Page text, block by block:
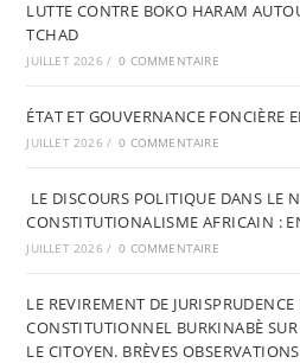
LUTTE CONTRE BOKO HARAM
TCHAD
JUILLET 2026 / 0 COMMENTAIRE
ÉTAT ET GOUVERNANCE FONCIÈRE
JUILLET 2026 / 0 COMMENTAIRE
LE DISCOURS POLITIQUE DANS LE
CONSTITUTIONALISME AFRICAIN :
JUILLET 2026 / 0 COMMENTAIRE
LE REVIREMENT DE
CONSTITUTIONNEL BURKINABÈ
LE CITOYEN. BRÈVES